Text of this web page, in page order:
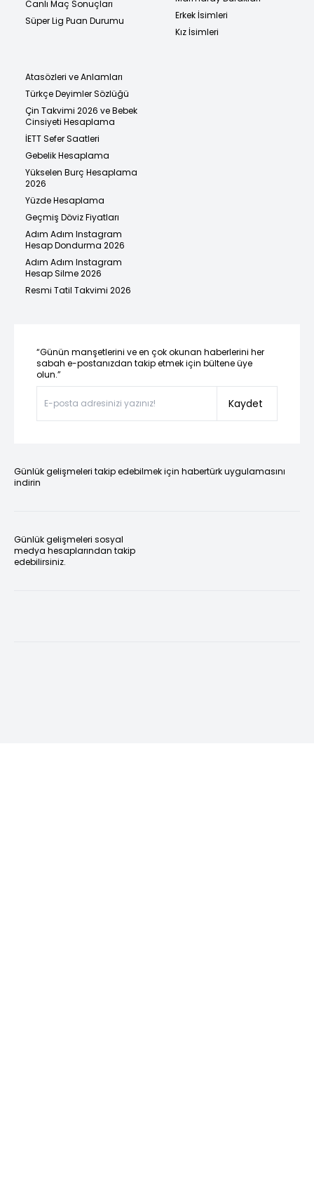
Canlı Maç Sonuçları
Süper Lig Puan Durumu
Erkek İsimleri
Kız İsimleri
Atasözleri ve Anlamları
Türkçe Deyimler Sözlüğü
Çin Takvimi 2026 ve Bebek
Cinsiyeti Hesaplama
İETT Sefer Saatleri
Gebelik Hesaplama
Yükselen Burç Hesaplama
2026
Yüzde Hesaplama
Geçmiş Döviz Fiyatları
Adım Adım Instagram
Hesap Dondurma 2026
Adım Adım Instagram
Hesap Silme 2026
Resmi Tatil Takvimi 2026
“Günün manşetlerini ve en çok okunan haberlerini her
sabah e-postanızdan takip etmek için bültene üye
olun.”
Kaydet
Günlük gelişmeleri takip edebilmek için habertürk uygulamasını
indirin
Günlük gelişmeleri sosyal
medya hesaplarından takip
edebilirsiniz.